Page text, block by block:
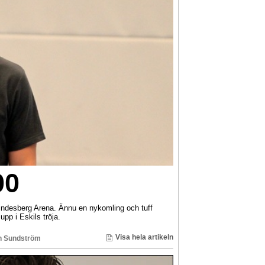
Arena. Ännu en nykomling och tuff
i Eskils tröja.
Sundström Visa hela artikeln